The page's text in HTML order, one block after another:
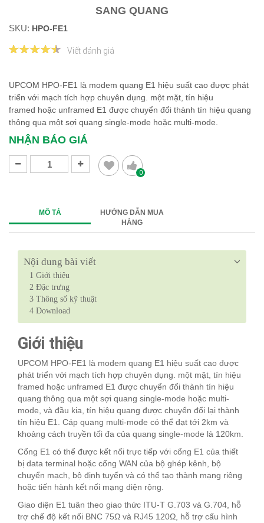
SANG QUANG
SKU: HPO-FE1
Viết đánh giá
UPCOM HPO-FE1 là modem quang E1 hiệu suất cao được phát
triển với mạch tích hợp chuyên dụng. một mặt, tín hiệu
framed hoặc unframed E1 được chuyển đổi thành tín hiệu quang
thông qua một sợi quang single-mode hoặc multi-mode.
NHẬN BÁO GIÁ
0
MÔ TẢ
HƯỚNG DẪN MUA
HÀNG
Nội dung bài viết
1 Giới thiệu
2 Đặc trưng
3 Thông số kỹ thuật
4 Download
Giới thiệu
UPCOM HPO-FE1 là modem quang E1 hiệu suất cao được
phát triển với mạch tích hợp chuyên dụng. một mặt, tín hiệu
framed hoặc unframed E1 được chuyển đổi thành tín hiệu
quang thông qua một sợi quang single-mode hoặc multi-
mode, và đầu kia, tín hiệu quang được chuyển đổi lại thành
tín hiệu E1. Cáp quang multi-mode có thể đạt tới 2km và
khoảng cách truyền tối đa của quang single-mode là 120km.
Cổng E1 có thể được kết nối trực tiếp với cổng E1 của thiết
bị data terminal hoặc cổng WAN của bộ ghép kênh, bộ
chuyển mạch, bộ định tuyến và có thể tạo thành mạng riêng
hoặc tiến hành kết nối mạng diện rộng.
Giao diện E1 tuân theo giao thức ITU-T G.703 và G.704, hỗ
trợ chế độ kết nối BNC 75Ω và RJ45 120Ω, hỗ trợ cấu hình